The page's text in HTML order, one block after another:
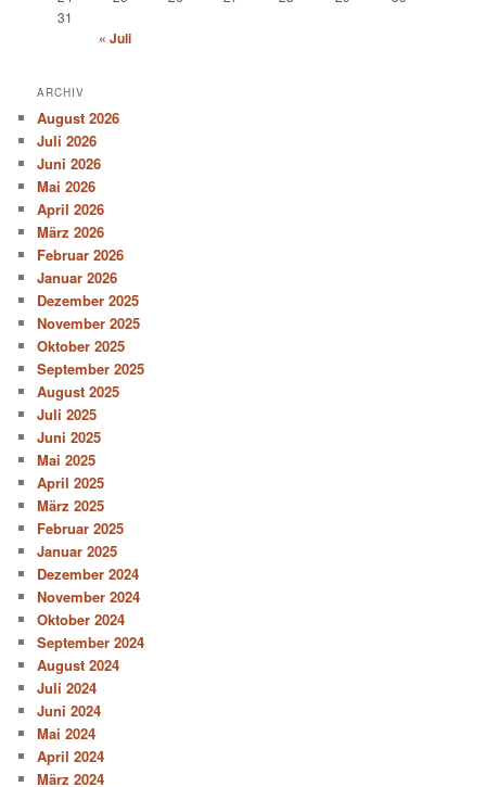
31
« Juli
ARCHIV
August 2026
Juli 2026
Juni 2026
Mai 2026
April 2026
März 2026
Februar 2026
Januar 2026
Dezember 2025
November 2025
Oktober 2025
September 2025
August 2025
Juli 2025
Juni 2025
Mai 2025
April 2025
März 2025
Februar 2025
Januar 2025
Dezember 2024
November 2024
Oktober 2024
September 2024
August 2024
Juli 2024
Juni 2024
Mai 2024
April 2024
März 2024